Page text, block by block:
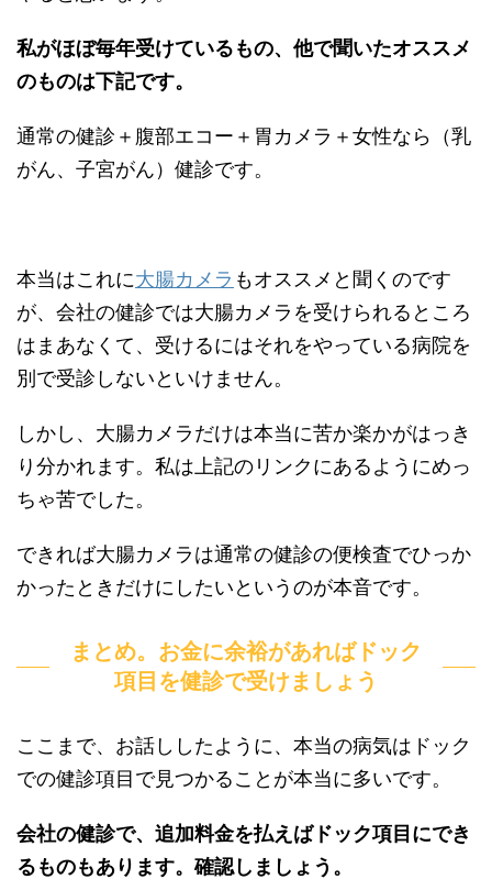
私がほぼ毎年受けているもの、他で聞いたオススメ
のものは下記です。
通常の健診＋腹部エコー＋胃カメラ＋女性なら（乳
がん、子宮がん）健診です。
本当はこれに大腸カメラ もオススメと聞くのです
が、会社の健診では大腸カメラを受けられるところ
はまあなくて、受けるにはそれをやっている病院を
別で受診しないといけません。
しかし、大腸カメラだけは本当に苦か楽かがはっき
り分かれます。私は上記のリンクにあるようにめっ
ちゃ苦でした。
できれば大腸カメラは通常の健診の便検査でひっか
かったときだけにしたいというのが本音です。
まとめ。お金に余裕があればドック
項目を健診で受けましょう
ここまで、お話ししたように、本当の病気はドック
での健診項目で見つかることが本当に多いです。
会社の健診で、追加料金を払えばドック項目にでき
るものもあります。確認しましょう。